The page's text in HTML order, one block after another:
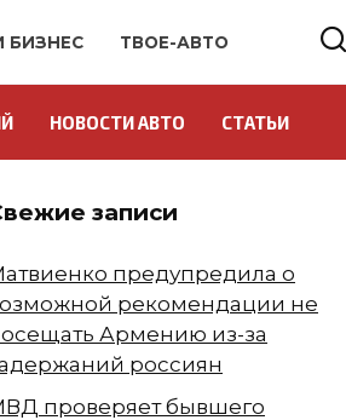
БИЗНЕС ТВОЕ-АВТО
НОВОСТИ АВТО СТАТЬИ
записи
предупредила о
рекомендации не
Армению из-за
россиян
проверяет бывшего